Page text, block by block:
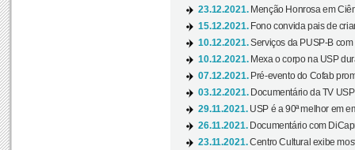
23.12.2021. Menção Honrosa em
15.12.2021. Fono convida pais de
10.12.2021.Serviços da PUSP-B
10.12.2021. Mexa o corpo na USP
07.12.2021. Pré-evento do Cofab
03.12.2021. Documentário da TV
29.11.2021. USP é a 90ª melhor em
26.11.2021. Documentário com
23.11.2021.Centro Cultural exibe